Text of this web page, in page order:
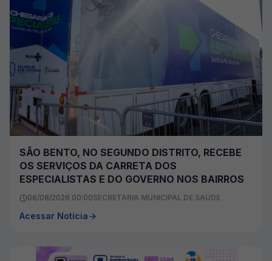
SÃO BENTO, NO SEGUNDO DISTRITO, RECEBE
OS SERVIÇOS DA CARRETA DOS
ESPECIALISTAS E DO GOVERNO NOS BAIRROS
06/08/2026 00:00SECRETARIA MUNICIPAL DE SAÚDE
Acessar Notícia